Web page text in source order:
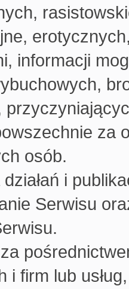
informacji
za
osób.
i
Serwisu
i firm lub